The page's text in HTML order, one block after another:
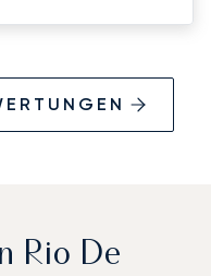
Rio De